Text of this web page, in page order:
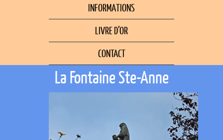
INFORMATIONS
LIVRE D’OR
CONTACT
La Fontaine Ste-Anne